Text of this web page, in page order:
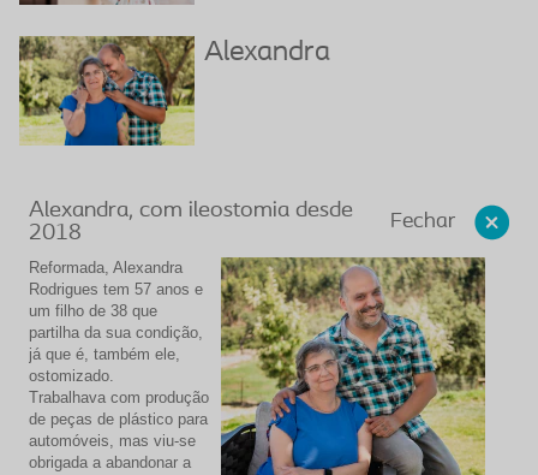
Alexandra
Fechar
Alexandra, com ileostomia desde
2018
Reformada, Alexandra
Rodrigues tem 57 anos e
um filho de 38 que
partilha da sua condição,
já que é, também ele,
ostomizado.
Trabalhava com produção
de peças de plástico para
automóveis, mas viu-se
obrigada a abandonar a